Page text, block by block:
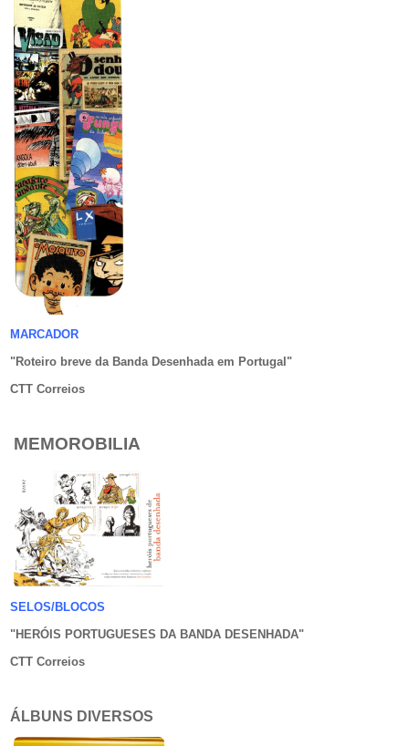
MARCADOR
"Roteiro breve da Banda Desenhada em Portugal "
CTT Correios
MEMOROBILIA
SELOS/BLOCOS
"HERÓIS PORTUGUESES DA BANDA DESENHADA"
CTT Correios
ÁLBUNS DIVERSOS